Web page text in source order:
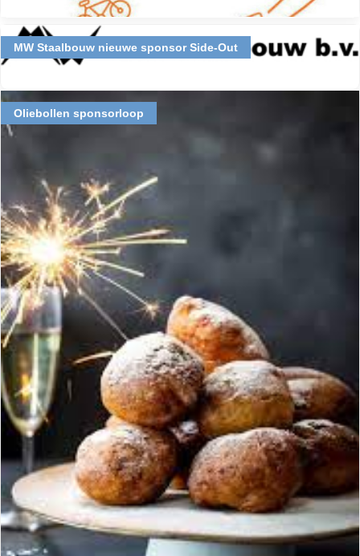
MW Staalbouw nieuwe sponsor Side-Out
Oliebollen sponsorloop